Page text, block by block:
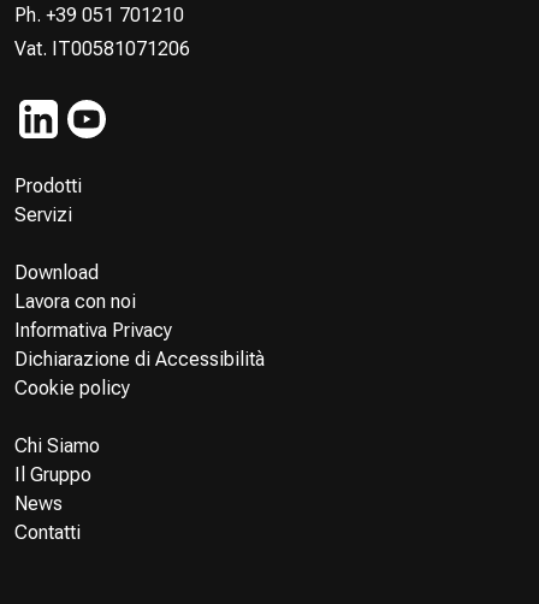
Ph. +39 051 701210
Vat. IT00581071206
Prodotti
Servizi
Download
Lavora con noi
Informativa Privacy
Dichiarazione di Accessibilità
Cookie policy
Chi Siamo
Il Gruppo
News
Contatti